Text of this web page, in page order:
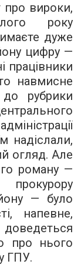
про вироки,
року
дуже
цифру —
працівники
навмисне
рубрики
надіслали,
огляд. Але
роману —
— було
напевне,
про нього
ГПУ.